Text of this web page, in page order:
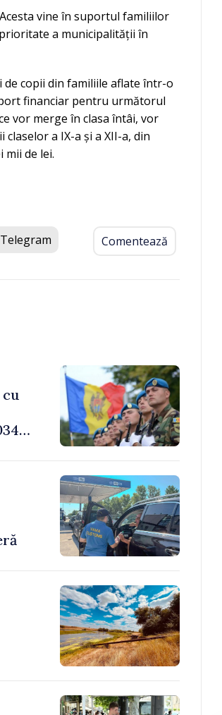
vine în suportul familiilor
a municipalității în
copii din familiile aflate într-o
financiar pentru următorul
vor merge în clasa întâi, vor
a IX-a și a XII-a, din
mii de lei.
Telegram Comentează